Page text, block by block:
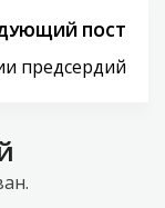
ПОСТ
предсердий